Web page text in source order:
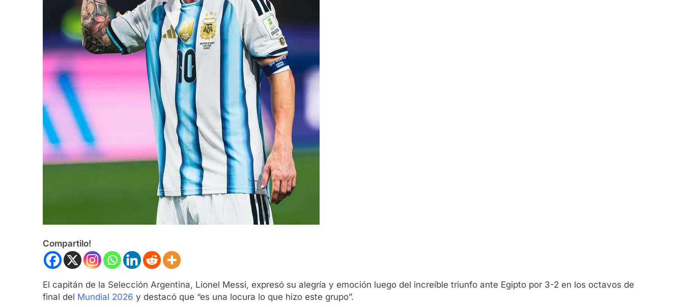
Compartilo!
El capitán de la Selección Argentina, Lionel Messi, expresó su alegría y emoción luego del increíble triunfo ante Egipto por 3-2 en los octavos de
final del Mundial 2026 y destacó que “es una locura lo que hizo este grupo”.